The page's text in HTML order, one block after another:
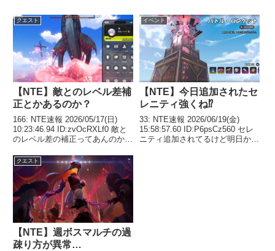
クエスト
【NTE】敵とのレベル差補
正とかあるのか？
166: NTE速報 2026/05/17(日)
10:23:46.94 ID:zvOcRXLf0 敵と
のレベル差の補正ってあんのかな
10:28:54.20 ID:/aM/OIkj0 >>...
イベント
【NTE】今日追加されたセ
レニティ強くね⁉
33: NTE速報 2026/06/19(金)
15:58:57.60 ID:P6psCz560 セレ
ニティ追加されてるけど明日から
クエスト
【NTE】週ボスマルチの過
疎り方が異常…